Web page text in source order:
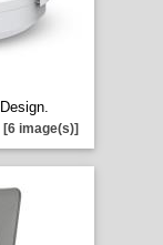
Design.
[6 image(s)]